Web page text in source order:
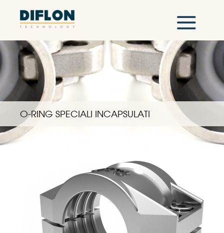
O-RING SPECIALI INCAPSULATI